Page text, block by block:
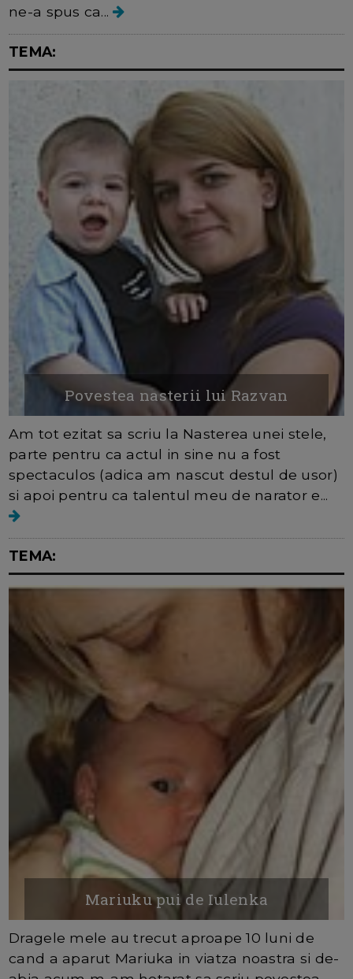
ne-a spus ca...
TEMA:
Povestea nasterii lui Razvan
Am tot ezitat sa scriu la Nasterea unei stele,
parte pentru ca actul in sine nu a fost
spectaculos (adica am nascut destul de usor)
si apoi pentru ca talentul meu de narator e...
TEMA:
Mariuku pui de Iulenka
Dragele mele au trecut aproape 10 luni de
cand a aparut Mariuka in viatza noastra si de-